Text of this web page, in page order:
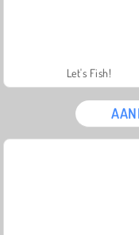
Let's Fish!